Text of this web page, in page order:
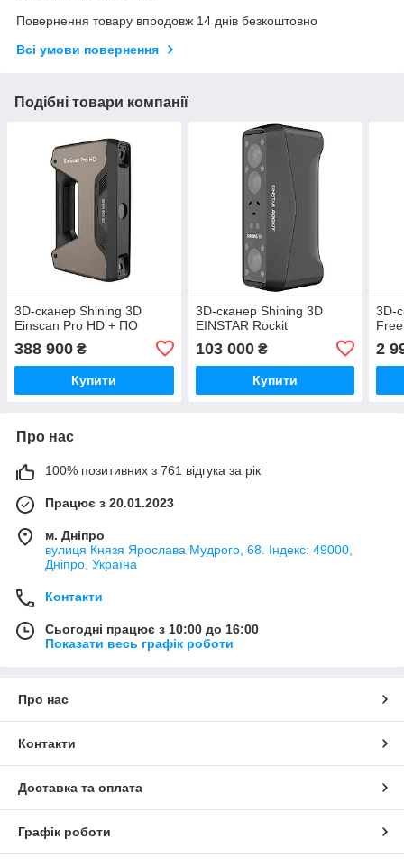
Повернення товару впродовж 14 днів безкоштовно
Всі умови повернення
Подібні товари компанії
3D-сканер Shining 3D
Einscan Pro HD + ПО
388 900 ₴
Купити
3D-сканер Shining 3D
EINSTAR Rockit
103 000₴
Купити
3D-
2
Про нас
100% позитивних з 761 відгука за рік
Працює з 20.01.2023
м. Дніпро
вулиця Князя Ярослава Мудрого, 68. Індекс: 49000,
Дніпро, Україна
Контакти
Сьогодні працює з 10:00 до 16:00
Показати весь графік роботи
Про нас
Контакти
Доставка та оплата
Графік роботи